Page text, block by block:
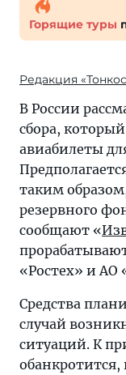
Горящие туры
Редакция
В России
сбора,
авиабилеты
таким
резервного
сообщают «
«Ростех» и АО
Средства
случай
ситуаций. К